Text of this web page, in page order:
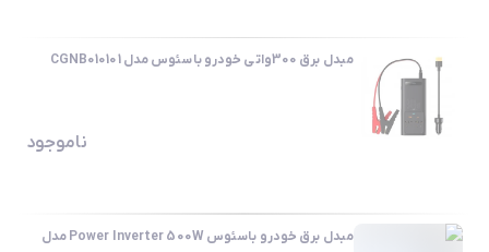
مبدل برق 300واتی خودرو باسئوس مدل CGNB010101
ناموجود
مبدل برق خودرو باسئوس Power Inverter 500W مدل